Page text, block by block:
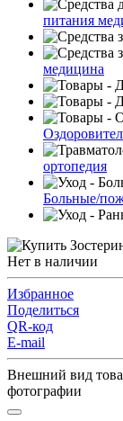
питания
медицина
ортопедия
Больные/
Нет в наличии
Избранное
Поделиться
QR-код
E-mail
Внешний вид
фотографии